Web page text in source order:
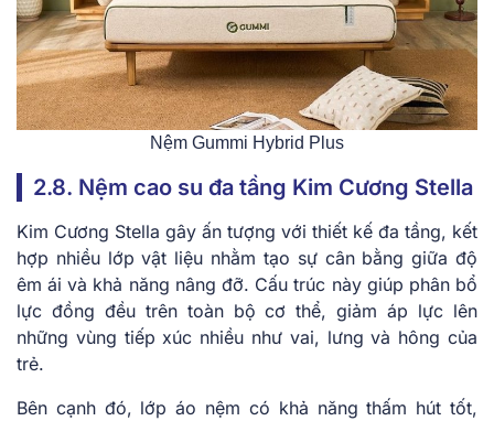
Nệm Gummi Hybrid Plus
2.8͏.͏ Nệm cao su đa tầng Kim Cương Stella
Kim Cương Stella gây ấn tượng với thiết kế đa tầng, kết
hợp nhiều lớp vật liệu nhằm tạo sự cân bằng giữa độ
êm ái và khả năng nâng đỡ. Cấu trúc này giúp phân bổ
lực đồng đều trên toàn bộ cơ thể, giảm áp lực lên
những vùng tiếp xúc nhiều như vai, lưng và hông của
trẻ.
Bên cạnh đó, lớp áo nệm có khả năng thấm hút tốt,